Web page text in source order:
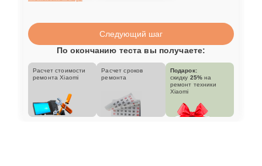
Следующий шаг
По окончанию теста вы получаете:
Расчет стоимости
ремонта Xiaomi
Расчет сроков
ремонта
Подарок:
скидку 25% на
ремонт техники
Xiaomi